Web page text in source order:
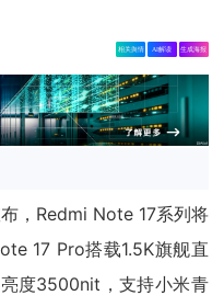
相关舆情 AI解读 生成海报
，Redmi Note 17系列将
17 Pro搭载1.5K旗舰直
度3500nit，支持小米青